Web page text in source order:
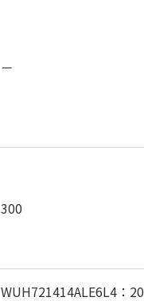
－
300
WUH721414ALE6L4：20